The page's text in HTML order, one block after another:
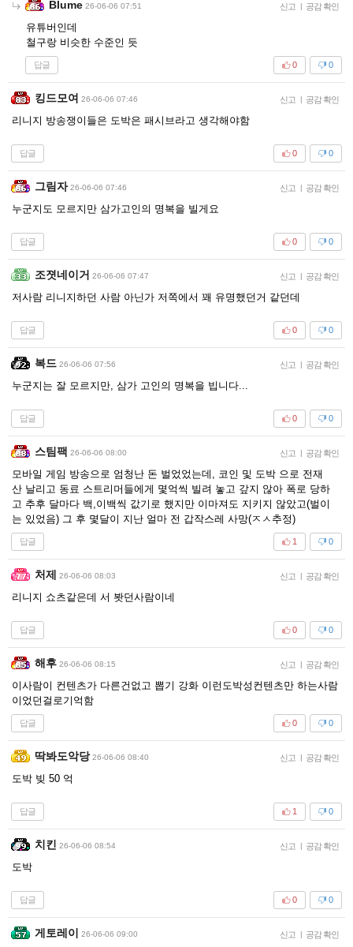
Blume 26-06-06 07:51 신고 | 공감 확인
유튜버인데
철구랑 비슷한 수준인 듯
답글 0
0
킹드모여 26-06-06 07:46 신고 | 공감 확인
리니지 방송쟁이들은 도박은 패시브라고 생각해야함
답글 0
0
그림자 26-06-06 07:46 신고 | 공감 확인
누군지도 모르지만 삼가고인의 명복을 빌게요
답글 0
0
조졋네이거 26-06-06 07:47 신고 | 공감 확인
저사람 리니지하던 사람 아닌가 저쪽에서 꽤 유명했던거 같던데
답글 0
0
복드 26-06-06 07:56 신고 | 공감 확인
누군지는 잘 모르지만, 삼가 고인의 명복을 빕니다...
답글 0
0
스팀팩 26-06-06 08:00 신고 | 공감 확인
모바일 게임 방송으로 엄청난 돈 벌었었는데, 코인 및 도박 으로 전재
산 날리고 동료 스트리머들에게 몇억씩 빌려 놓고 갚지 않아 폭로 당하
고 추후 달마다 백,이백씩 값기로 했지만 이마져도 지키지 않았고(벌이
는 있었음) 그 후 몇달이 지난 얼마 전 갑작스레 사망(ㅈㅅ추정)
답글 0
1
처제 26-06-06 08:03 신고 | 공감 확인
리니지 쇼츠같은데 서 봣던사람이네
답글 0
0
해후 26-06-06 08:15 신고 | 공감 확인
이사람이 컨텐츠가 다른건없고 뽑기 강화 이런도박성컨텐츠만 하는사람
이었던걸로기억함
답글 0
0
딱봐도악당 26-06-06 08:40 신고 | 공감 확인
도박 빚 50 억
답글 0
1
치킨 26-06-06 08:54 신고 | 공감 확인
도박
답글 0
0
게토레이 26-06-06 09:00 신고 | 공감 확인